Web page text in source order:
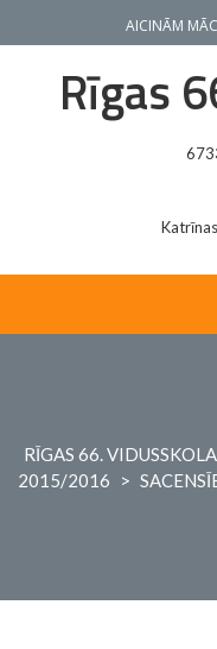
AICINĀM
Rīgas
RĪGAS 66. VIDUSSKOLA
2015/2016
>